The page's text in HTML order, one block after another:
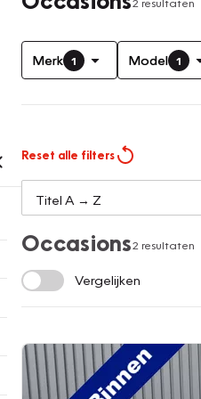
Merk 1 Model 1
Reset alle filters
Occasions2 resultaten
Vergelijken